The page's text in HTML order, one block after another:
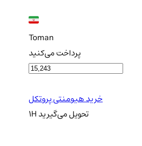
Toman
پرداخت می‌کنید
خرید هیومنتی پروتکل
1H تحویلمی‌گیرید